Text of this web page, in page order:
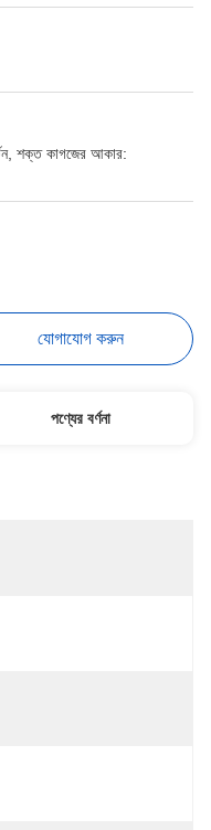
শক্ত কাগজের আকার:
যোগাযোগ করুন
পণ্যের বর্ণনা